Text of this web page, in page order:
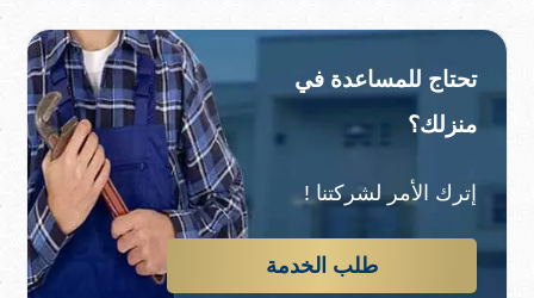
تحتاج للمساعدة في
منزلك؟
إترك الأمر لشركتنا !
طلب الخدمة